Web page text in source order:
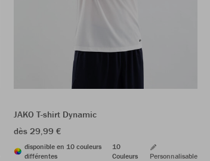
JAKO T-shirt Dynamic
dès 29,99 €
disponible en 10 couleurs
différentes
10
Couleurs
Personnalisable